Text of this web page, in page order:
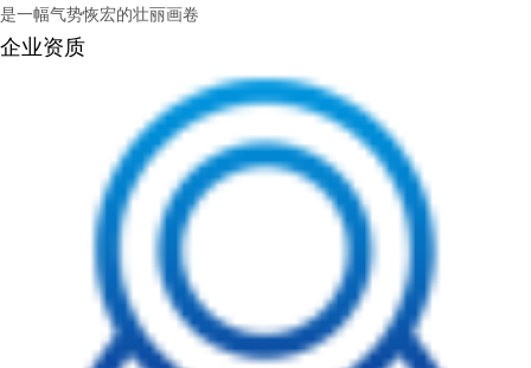
是一幅气势恢宏的壮丽画卷
企业资质